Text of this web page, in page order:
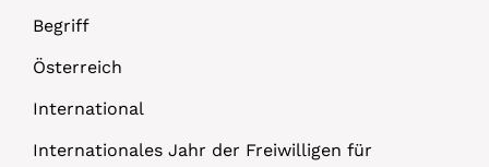
Begriff
Österreich
International
Internationales Jahr der Freiwilligen für